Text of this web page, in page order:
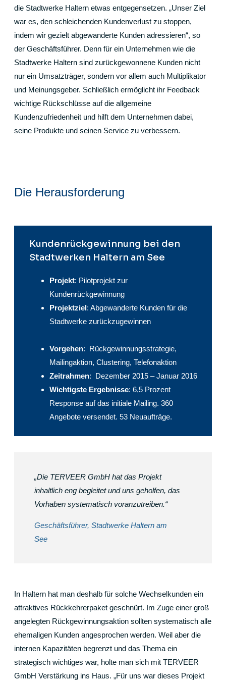
die Stadtwerke Haltern etwas entgegensetzen. „Unser Ziel
war es, den schleichenden Kundenverlust zu stoppen,
indem wir gezielt abgewanderte Kunden adressieren“, so
der Geschäftsführer. Denn für ein Unternehmen wie die
Stadtwerke Haltern sind zurückgewonnene Kunden nicht
nur ein Umsatzträger, sondern vor allem auch Multiplikator
und Meinungsgeber. Schließlich ermöglicht ihr Feedback
wichtige Rückschlüsse auf die allgemeine
Kundenzufriedenheit und hilft dem Unternehmen dabei,
seine Produkte und seinen Service zu verbessern.
Die Herausforderung
Kundenrückgewinnung bei den
Stadtwerken Haltern am See
Projekt: Pilotprojekt zur
Kundenrückgewinnung
Projektziel: Abgewanderte Kunden für die
Stadtwerke zurückzugewinnen
Vorgehen: Rückgewinnungsstrategie,
Mailingaktion, Clustering, Telefonaktion
Zeitrahmen: Dezember 2015 – Januar 2016
Wichtigste Ergebnisse: 6,5 Prozent
Response auf das initiale Mailing. 360
Angebote versendet. 53 Neuaufträge.
„Die TERVEER GmbH hat das Projekt
inhaltlich eng begleitet und uns geholfen, das
Vorhaben systematisch voranzutreiben.“
Geschäftsführer, Stadtwerke Haltern am
See
In Haltern hat man deshalb für solche Wechselkunden ein
attraktives Rückkehrerpaket geschnürt. Im Zuge einer groß
angelegten Rückgewinnungsaktion sollten systematisch alle
ehemaligen Kunden angesprochen werden. Weil aber die
internen Kapazitäten begrenzt und das Thema ein
strategisch wichtiges war, holte man sich mit TERVEER
GmbH Verstärkung ins Haus. „Für uns war dieses Projekt